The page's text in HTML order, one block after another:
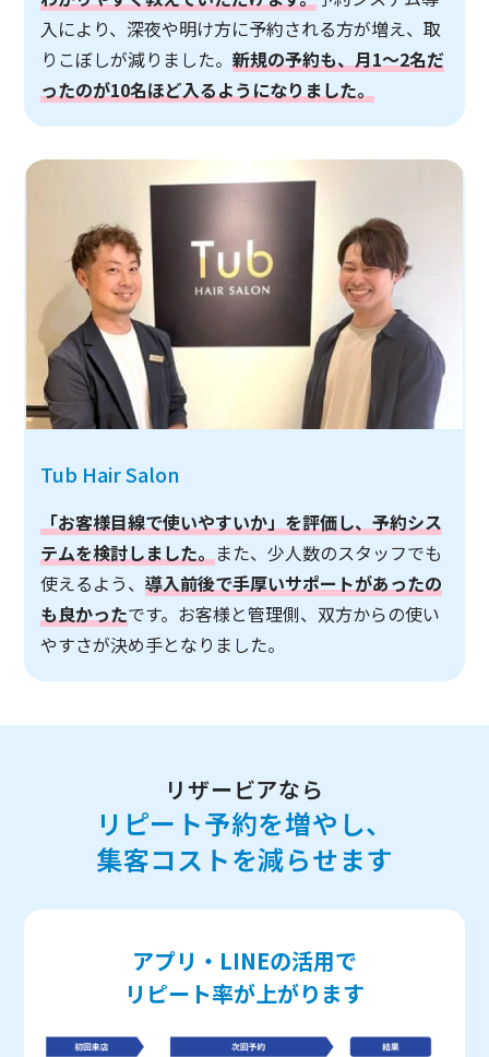
入により、深夜や明け方に予約される方が増え、取
りこぼしが減りました。新規の予約も、月1～2名だ
ったのが10名ほど入るようになりました。
Tub Hair Salon
「お客様目線で使いやすいか」を評価し、予約シス
テムを検討しました。また、少人数のスタッフでも
使えるよう、導入前後で手厚いサポートがあったの
も良かったです。お客様と管理側、双方からの使い
やすさが決め手となりました。
リザービアなら
リピート予約を増やし、
集客コストを減らせます
アプリ・LINEの活用で
リピート率が上がります